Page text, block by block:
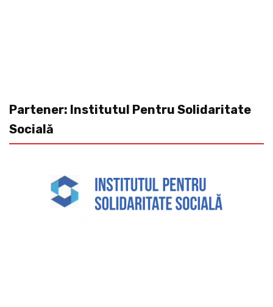
Partener: Institutul Pentru Solidaritate
Socială